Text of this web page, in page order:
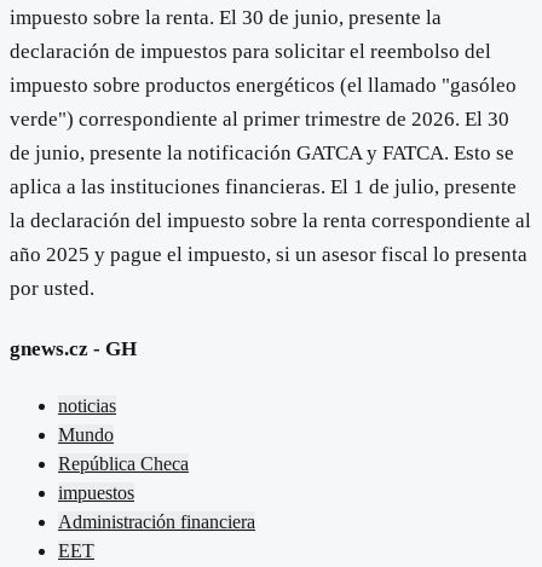
impuesto sobre la renta. El 30 de junio, presente la
declaración de impuestos para solicitar el reembolso del
impuesto sobre productos energéticos (el llamado "gasóleo
verde") correspondiente al primer trimestre de 2026. El 30
de junio, presente la notificación GATCA y FATCA. Esto se
aplica a las instituciones financieras. El 1 de julio, presente
la declaración del impuesto sobre la renta correspondiente al
año 2025 y pague el impuesto, si un asesor fiscal lo presenta
por usted.
gnews.cz - GH
noticias
Mundo
República Checa
impuestos
Administración financiera
EET